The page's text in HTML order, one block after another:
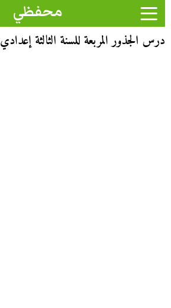
محفظي
درس الجذور المربعة للسنة الثالثة إعدادي